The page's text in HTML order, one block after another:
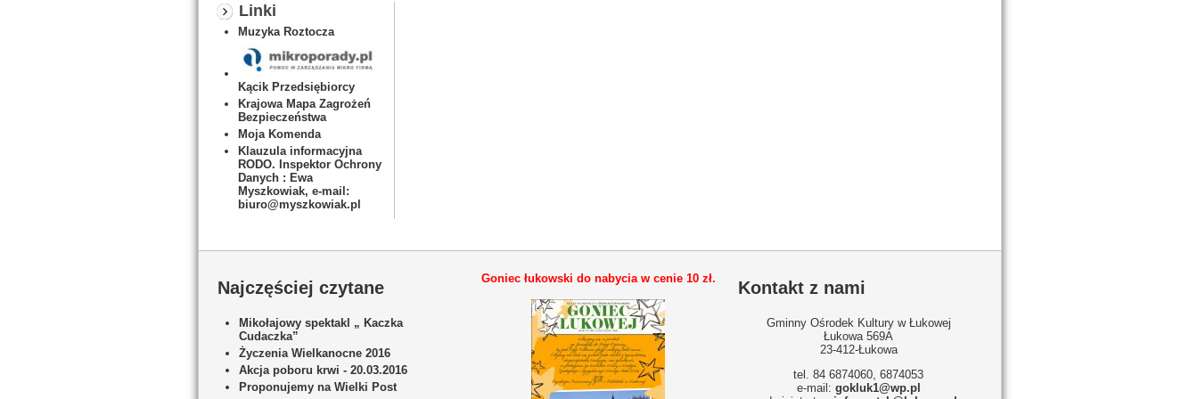
Linki
Muzyka Roztocza
Kącik Przedsiębiorcy
Krajowa Mapa Zagrożeń
Bezpieczeństwa
Moja Komenda
Klauzula informacyjna
RODO. Inspektor Ochrony
Danych : Ewa
Myszkowiak, e-mail:
biuro@myszkowiak.pl
Najczęściej czytane
Mikołajowy spektakl „ Kaczka
Cudaczka”
Życzenia Wielkanocne 2016
Akcja poboru krwi - 20.03.2016
Proponujemy na Wielki Post
Goniec łukowski do nabycia w cenie 10 zł. Kontakt z nami
Gminny Ośrodek Kultury w Łukowej
Łukowa 569A
23-412-Łukowa
tel. 84 6874060, 6874053
e-mail: gokluk1@wp.pl